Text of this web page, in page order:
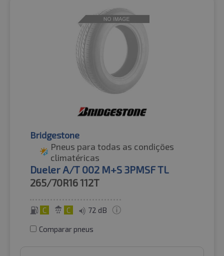
Bridgestone
Pneus para todas as condições
climatéricas
Dueler A/T 002 M+S 3PMSF TL
265/70R16112T
C C 72 dB
Comparar pneus